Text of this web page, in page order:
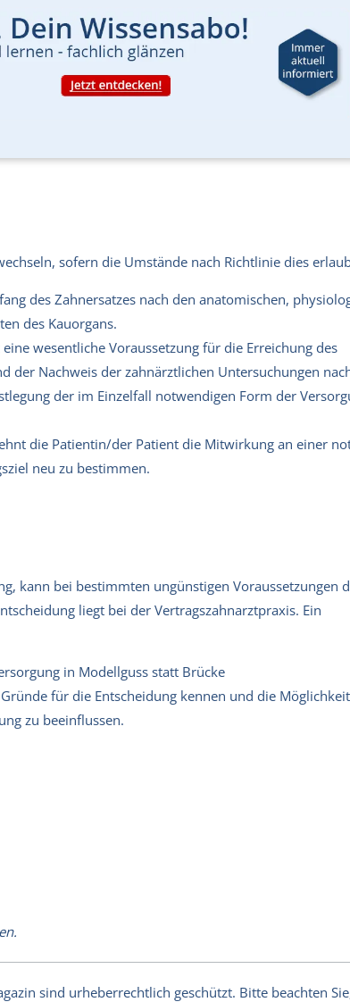
sofern die Umstände nach Richtlinie dies
des Zahnersatzes nach den anatomischen,
des Kauorgans.
wesentliche Voraussetzung für die Erreichung des
der Nachweis der zahnärztlichen Untersuchungen
der im Einzelfall notwendigen Form der
die Patientin/der Patient die Mitwirkung an einer
neu zu bestimmen.
kann bei bestimmten ungünstigen Voraussetzungen
liegt bei der Vertragszahnarztpraxis. Ein
in Modellguss statt Brücke
für die Entscheidung kennen und die
zu beeinflussen.
sind urheberrechtlich geschützt. Bitte beachten